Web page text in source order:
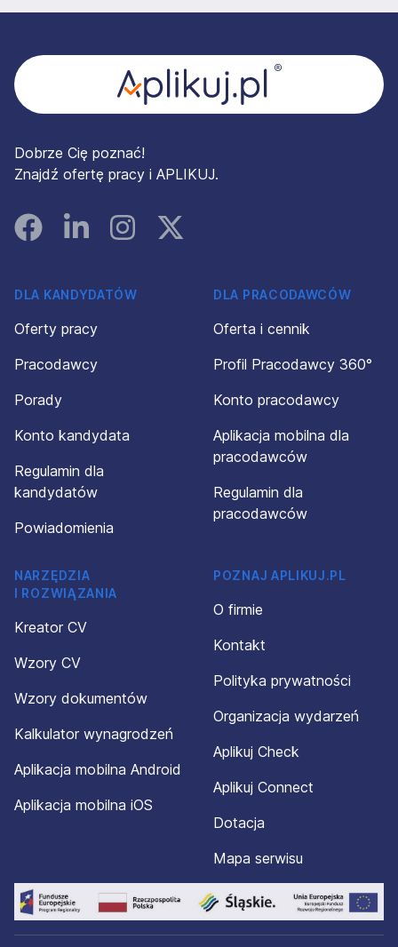
Dobrze Cię poznać!
Znajdź ofertę pracy i APLIKUJ.
FacebookLinked InInstagramInstagram
DLA KANDYDATÓW
Oferty pracy
Pracodawcy
Porady
Konto kandydata
Regulamin dla
kandydatów
Powiadomienia
DLA PRACODAWCÓW
Oferta i cennik
Profil Pracodawcy 360°
Konto pracodawcy
Aplikacja mobilna dla
pracodawców
Regulamin dla
pracodawców
NARZĘDZIA
I ROZWIĄZANIA
Kreator CV
Wzory CV
Wzory dokumentów
Kalkulator wynagrodzeń
Aplikacja mobilna Android
Aplikacja mobilna iOS
POZNAJ APLIKUJ.PL
O firmie
Kontakt
Polityka prywatności
Organizacja wydarzeń
Aplikuj Check
Aplikuj Connect
Dotacja
Mapa serwisu